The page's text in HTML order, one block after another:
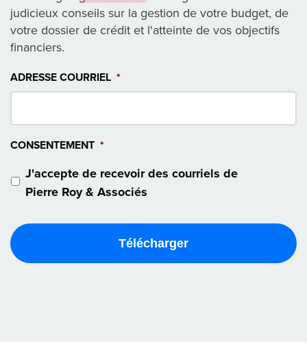
judicieux conseils sur la gestion de votre budget, de
votre dossier de crédit et l'atteinte de vos objectifs
financiers.
ADRESSE COURRIEL *
CONSENTEMENT *
J'accepte de recevoir des courriels de
Pierre Roy & Associés